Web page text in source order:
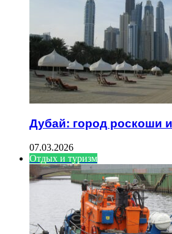
Дубай: город роскоши
07.03.2026
Отдых и туризм